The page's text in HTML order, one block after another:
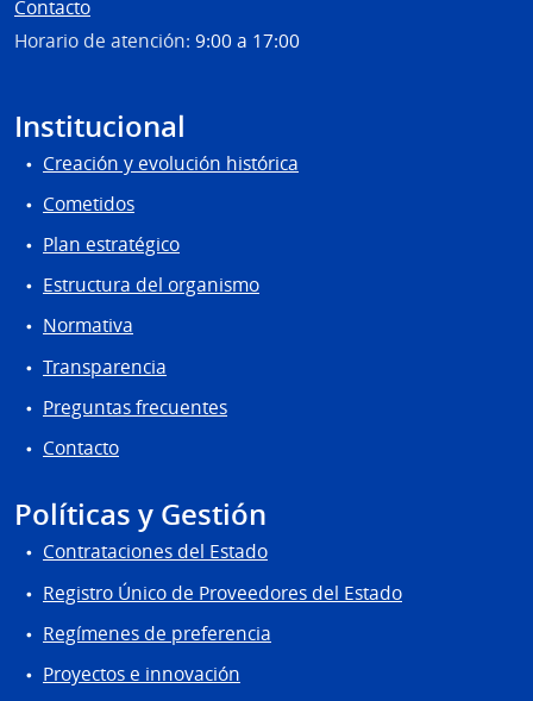
Contacto
Horario de atención: 9:00 a 17:00
Institucional
Creación y evolución histórica
Cometidos
Plan estratégico
Estructura del organismo
Normativa
Transparencia
Preguntas frecuentes
Contacto
Políticas y Gestión
Contrataciones del Estado
Registro Único de Proveedores del Estado
Regímenes de preferencia
Proyectos e innovación